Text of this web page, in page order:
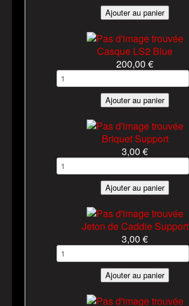
Casque LS2 Blue
200,00 €
Briquet Support
3,00 €
Jeton de Caddie Support
3,00 €